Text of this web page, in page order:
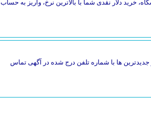
خرید دلار نقدی شما با بالاترین نرخ، واریز به حساب
ها با شماره تلفن درج شده در آگهی تماس